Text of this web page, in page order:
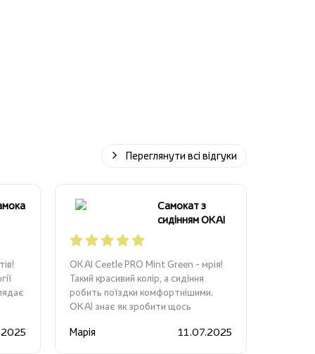
Переглянути всі відгуки
Cамокат з
сидінням OKAI
Green 10\'
OKAI Ceetle PRO Mint Green - мрія!
Такий красивий колір, а сидіння
робить поїздки комфортнішими.
OKAI знає як зробити щось
Марія 11.07.2025